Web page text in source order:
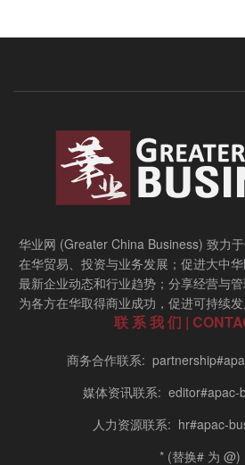
华业网 (Greater China Business) 致力
在华贸易、投资与业务发展；促进大中
最新企业动态和行业趋势；分享经营与
为各方在华取得商业成功，促进可持续发
联 系 我 们 |
商务合作联系:
媒体资讯联系: editor#apac-
人力资源联系: hr#apac-
* (替换# 为 @)